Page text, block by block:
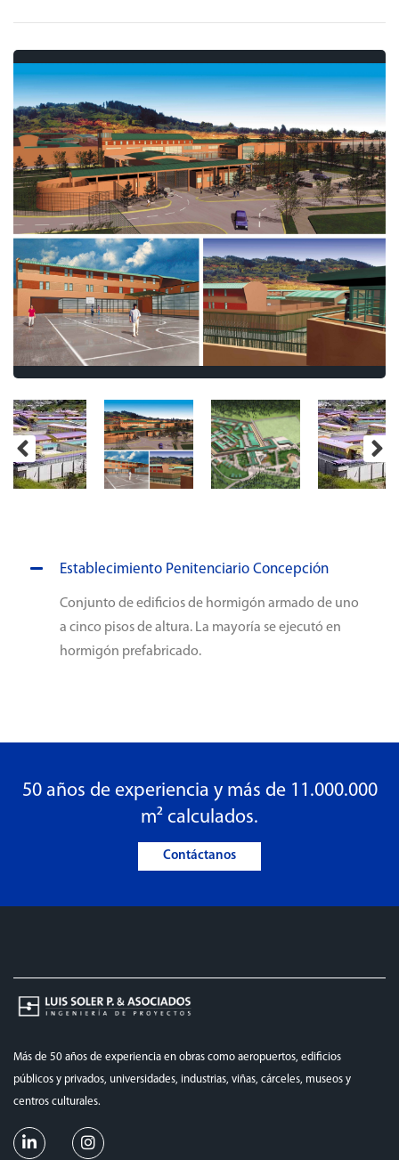
Establecimiento Penitenciario Concepción
Conjunto de edificios de hormigón armado de uno
a cinco pisos de altura. La mayoría se ejecutó en
hormigón prefabricado.
50 años de experiencia y más de 11.000.000
m² calculados.
Contáctanos
Más de 50 años de experiencia en obras como aeropuertos, edificios
públicos y privados, universidades, industrias, viñas, cárceles, museos y
centros culturales.